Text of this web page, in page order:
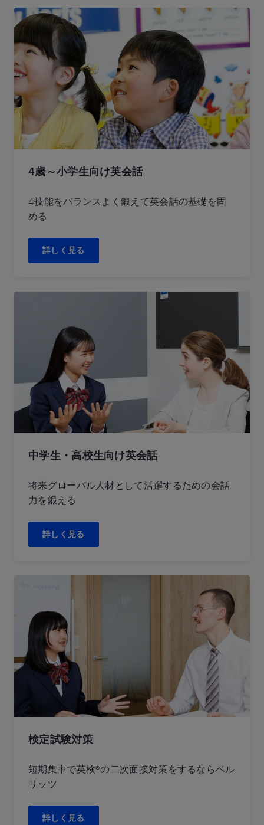
4歳～小学生向け英会話
4技能をバランスよく鍛えて英会話の基礎を固
める
詳しく見る
中学生・高校生向け英会話
将来グローバル人材として活躍するための会話
力を鍛える
詳しく見る
検定試験対策
短期集中で英検®の二次面接対策をするならベル
リッツ
詳しく見る